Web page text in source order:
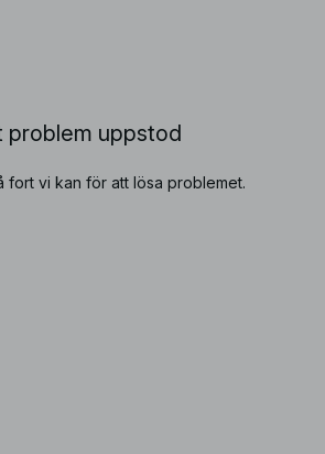
problem uppstod
fort vi kan för att lösa problemet.